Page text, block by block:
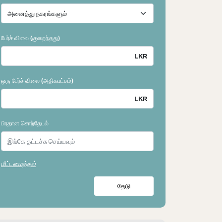
பேர்ச் விலை (குறைந்தது)
ஒரு பேர்ச் விலை (அதிகபட்சம்)
பிரதான சொற்தேடல்
மீட்டமைத்தல்
தேடு